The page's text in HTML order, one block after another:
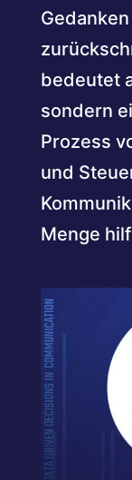
bedeutet
sondern
Prozess
und
Menge